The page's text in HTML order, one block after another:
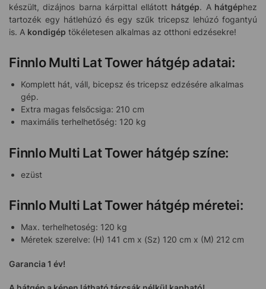
készült, dizájnos barna kárpittal ellátott hátgép. Ahátgéphez
tartozék egy hátlehúzó és egy szűk tricepsz lehúzó fogantyú
is. A kondigép tökéletesen alkalmas az otthoni edzésekre!
Finnlo Multi Lat Tower hátgép adatai:
Komplett hát, váll, bicepsz és tricepsz edzésére alkalmas
gép.
Extra magas felsőcsiga: 210 cm
maximális terhelhetőség: 120 kg
Finnlo Multi Lat Tower hátgép színe:
ezüst
Finnlo Multi Lat Tower hátgép méretei:
Max. terhelhetoség: 120 kg
Méretek szerelve: (H) 141 cm x (Sz) 120 cm x (M) 212 cm
Garancia 1 év!